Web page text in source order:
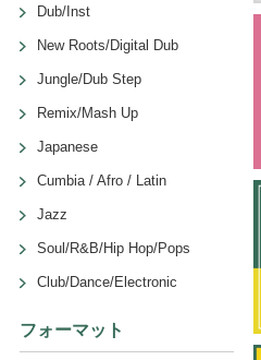
Dub/Inst
New Roots/Digital Dub
Jungle/Dub Step
Remix/Mash Up
Japanese
Cumbia / Afro / Latin
Jazz
Soul/R&B/Hip Hop/Pops
Club/Dance/Electronic
フォーマット